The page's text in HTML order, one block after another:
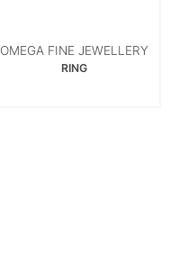
OMEGA FINE JEWELLERY
RING